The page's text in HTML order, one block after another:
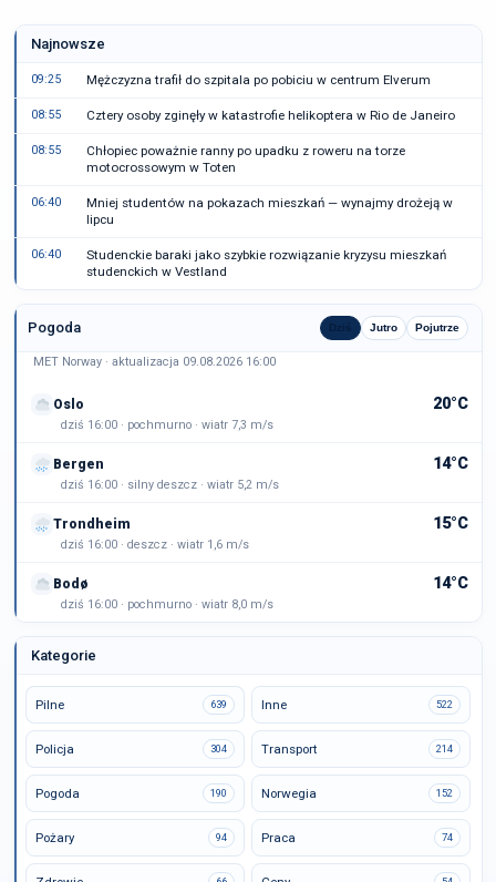
Najnowsze
09:25 Mężczyzna trafił do szpitala po pobiciu w centrum Elverum
08:55 Cztery osoby zginęły w katastrofie helikoptera w Rio de Janeiro
08:55
Chłopiec poważnie ranny po upadku z roweru na torze
motocrossowym w Toten
06:40
Mniej studentów na pokazach mieszkań — wynajmy drożeją w
lipcu
06:40
Studenckie baraki jako szybkie rozwiązanie kryzysu mieszkań
studenckich w Vestland
Pogoda Dziś Jutro Pojutrze
MET Norway · aktualizacja 09.08.2026 16:00
Oslo 20°C
dziś 16:00 · pochmurno · wiatr 7,3 m/s
Bergen 14°C
dziś 16:00 · silny deszcz · wiatr 5,2 m/s
Trondheim 15°C
dziś 16:00 · deszcz · wiatr 1,6 m/s
Bodø 14°C
dziś 16:00 · pochmurno · wiatr 8,0 m/s
Kategorie
Pilne 639 Inne 522
Policja 304 Transport 214
Pogoda 190 Norwegia 152
Pożary 94 Praca 74